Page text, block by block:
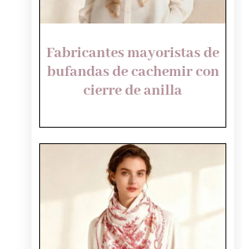
Fabricantes mayoristas de
bufandas de cachemir con
cierre de anilla